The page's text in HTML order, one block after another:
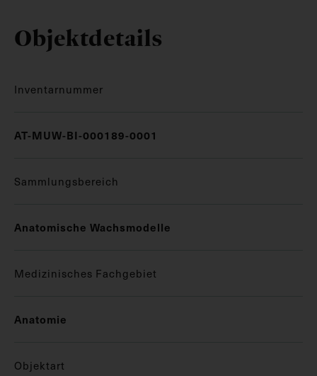
Objektdetails
Inventarnummer
AT-MUW-BI-000189-0001
Sammlungsbereich
Anatomische Wachsmodelle
Medizinisches Fachgebiet
Anatomie
Objektart